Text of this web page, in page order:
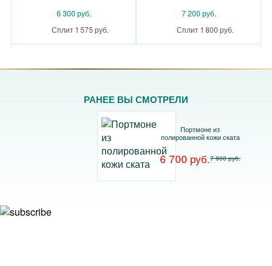
6 300 руб.
Сплит 1 575 руб.
7 200 руб.
Сплит 1 800 руб.
РАНЕЕ ВЫ СМОТРЕЛИ
Портмоне из
полированной кожи ската
6 700 руб.7 900 руб.